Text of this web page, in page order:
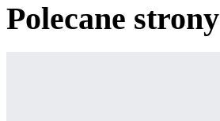
Polecane strony